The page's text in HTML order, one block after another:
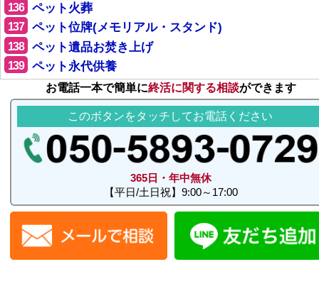
136 ペット火葬
137 ペット位牌(メモリアル・スタンド)
138 ペット遺品お焚き上げ
139 ペット永代供養
お電話一本で簡単に終活に関する相談ができます
このボタンをタッチしてお電話ください
365日・年中無休
【平日/土日祝】9:00～17:00